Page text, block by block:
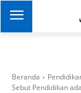
Beranda
Sebut Pendidikan